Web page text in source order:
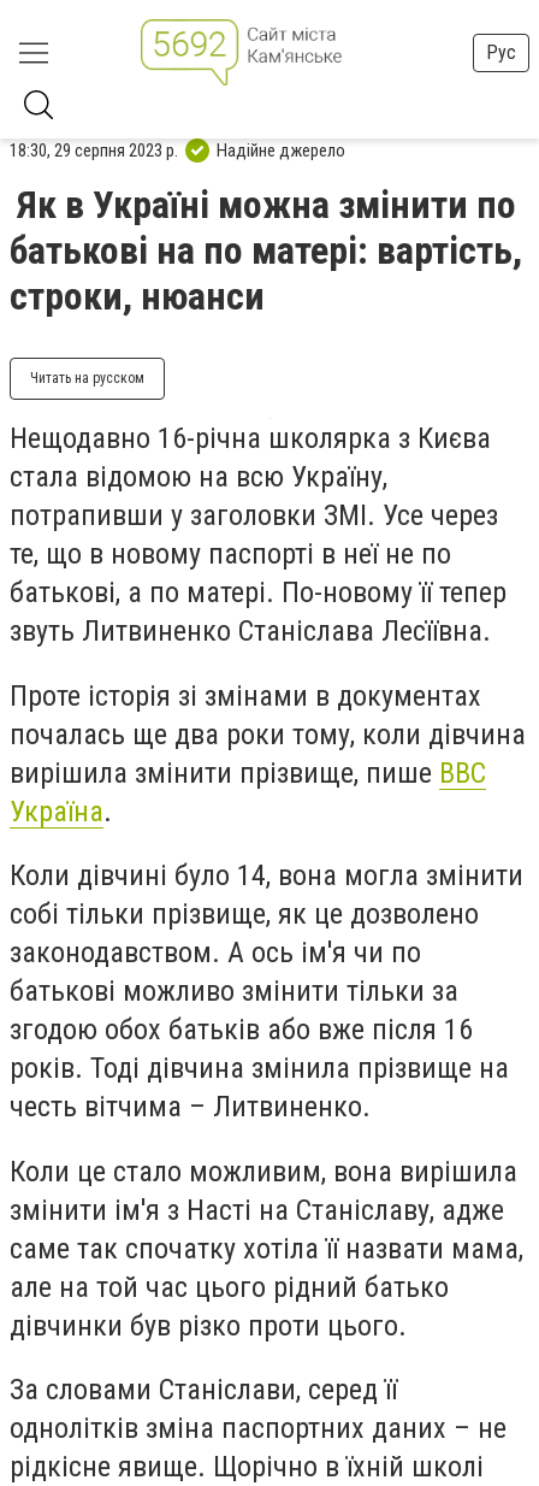
Рус
18:30, 29 серпня 2023 р. Надійне джерело
Як в Україні можна змінити по
батькові на по матері: вартість,
строки, нюанси
Читать на русском
Нещодавно 16-річна школярка з Києва
стала відомою на всю Україну,
потрапивши у заголовки ЗМІ. Усе через
те, що в новому паспорті в неї не по
батькові, а по матері. По-новому її тепер
звуть Литвиненко Станіслава Лесїївна.
Проте історія зі змінами в документах
почалась ще два роки тому, коли дівчина
вирішила змінити прізвище, пише BBC
Україна.
Коли дівчині було 14, вона могла змінити
собі тільки прізвище, як це дозволено
законодавством. А ось ім'я чи по
батькові можливо змінити тільки за
згодою обох батьків або вже після 16
років. Тоді дівчина змінила прізвище на
честь вітчима – Литвиненко.
Коли це стало можливим, вона вирішила
змінити ім'я з Насті на Станіславу, адже
саме так спочатку хотіла її назвати мама,
але на той час цього рідний батько
дівчинки був різко проти цього.
За словами Станіслави, серед її
однолітків зміна паспортних даних – не
рідкісне явище. Щорічно в їхній школі